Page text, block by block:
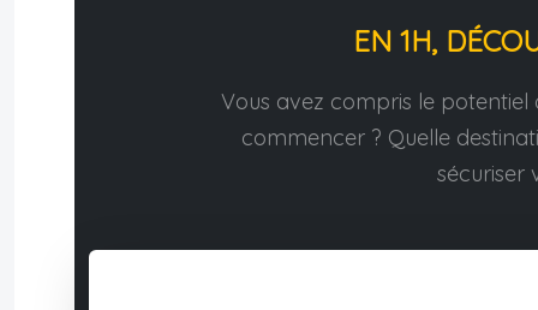
EN 1H,
Vous avez compris le potentiel
commencer ? Quelle
sécuriser